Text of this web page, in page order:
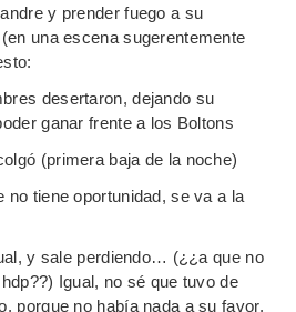
y prender fuego a su
una escena sugerentemente
desertaron, dejando su
ganar frente a los Boltons
(primera baja de la noche)
no tiene oportunidad, se va a la
y sale perdiendo… (¿¿a que no
Igual, no sé que tuvo de
porque no había nada a su favor.